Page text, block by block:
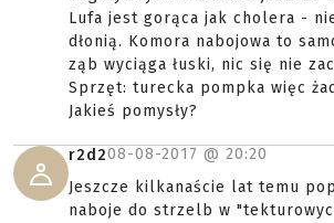
Lufa jest gorąca jak cholera -
dłonią. Komora nabojowa to
ząb wyciąga łuski, nic się nie
Sprzęt: turecka pompka więc
Jakieś pomysły?
r2d208-08-2017 @ 20:20
Jeszcze kilkanaście lat temu
naboje do strzelb w